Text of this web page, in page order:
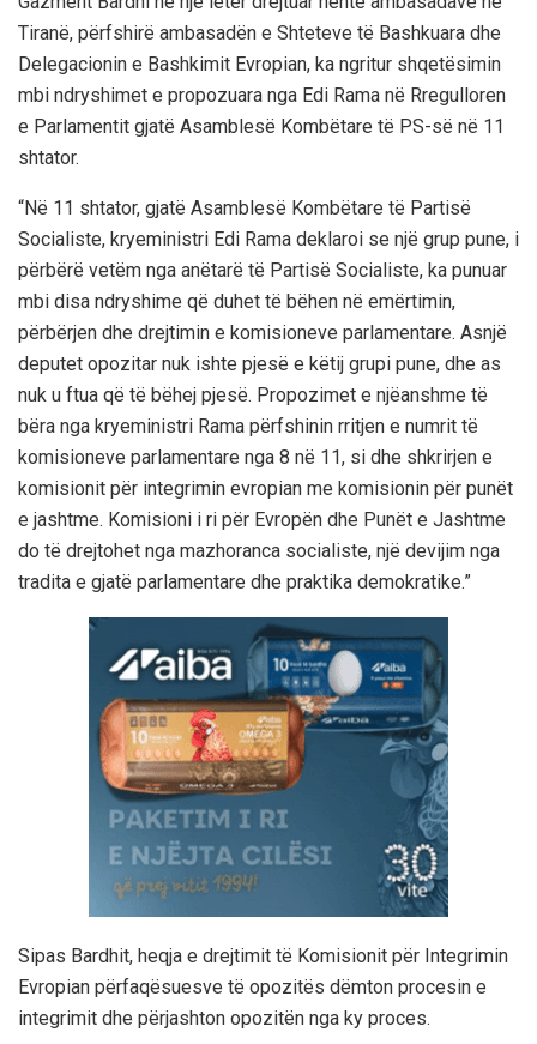
Tiranë, përfshirë ambasadën e Shteteve të Bashkuara dhe
Delegacionin e Bashkimit Evropian, ka ngritur shqetësimin
mbi ndryshimet e propozuara nga Edi Rama në Rregulloren
e Parlamentit gjatë Asamblesë Kombëtare të PS-së në 11
shtator.
“Në 11 shtator, gjatë Asamblesë Kombëtare të Partisë
Socialiste, kryeministri Edi Rama deklaroi se një grup pune, i
përbërë vetëm nga anëtarë të Partisë Socialiste, ka punuar
mbi disa ndryshime që duhet të bëhen në emërtimin,
përbërjen dhe drejtimin e komisioneve parlamentare. Asnjë
deputet opozitar nuk ishte pjesë e këtij grupi pune, dhe as
nuk u ftua që të bëhej pjesë. Propozimet e njëanshme të
bëra nga kryeministri Rama përfshinin rritjen e numrit të
komisioneve parlamentare nga 8 në 11, si dhe shkrirjen e
komisionit për integrimin evropian me komisionin për punët
e jashtme. Komisioni i ri për Evropën dhe Punët e Jashtme
do të drejtohet nga mazhoranca socialiste, një devijim nga
tradita e gjatë parlamentare dhe praktika demokratike.”
Sipas Bardhit, heqja e drejtimit të Komisionit për Integrimin
Evropian përfaqësuesve të opozitës dëmton procesin e
integrimit dhe përjashton opozitën nga ky proces.